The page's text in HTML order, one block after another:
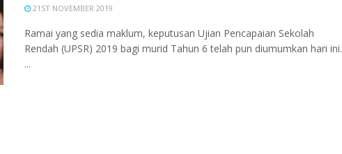
21ST NOVEMBER 2019
Ramai yang sedia maklum, keputusan Ujian Pencapaian Sekolah
Rendah (UPSR) 2019 bagi murid Tahun 6 telah pun diumumkan hari ini.
...